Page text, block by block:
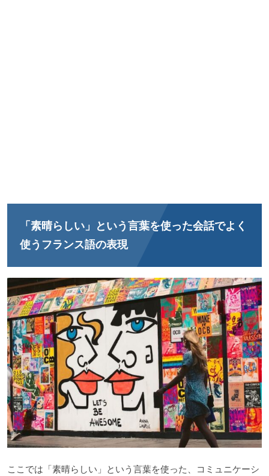
「素晴らしい」という言葉を使った会話でよく
使うフランス語の表現
ここでは「素晴らしい」という言葉を使った、コミュニケーシ